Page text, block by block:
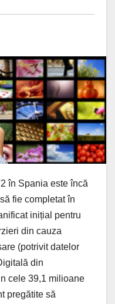
în Spania este încă
fie completat în
inițial pentru
din cauza
(potrivit datelor
din
cele 39,1 milioane
pregătite să